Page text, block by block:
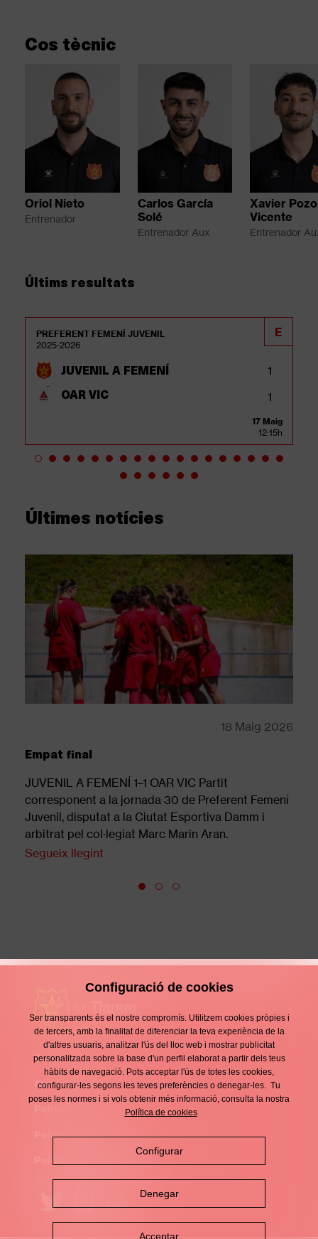
Cos tècnic
Oriol Nieto
Entrenador
Carlos García
Solé
Entrenador Aux
Xavier Pozo
Vicente
Entrenador
Últims resultats
E
PREFERENT FEMENÍ JUVENIL
2025-2026
JUVENIL A FEMENÍ 1
OAR VIC 1
17 Maig
12:15h
Últimes notícies
18 Maig 2026
Empat final
JUVENIL A FEMENÍ 1–1 OAR VIC Partit
corresponent a la jornada 30 de Preferent Femení
Juvenil, disputat a la Ciutat Esportiva Damm i
arbitrat pel col·legiat Marc Marin Aran.
Segueix llegint
Enllaços
d'interès
Contacte
Footer
Avís legal
Política de privacitat
Política de cookies
Configuració de cookies
Ser transparents és el nostre compromís. Utilitzem cookies pròpies i
de tercers, amb la finalitat de diferenciar la teva experiència de la
d'altres usuaris, analitzar l'ús del lloc web i mostrar publicitat
personalitzada sobre la base d'un perfil elaborat a partir dels teus
hàbits de navegació. Pots acceptar l'ús de totes les cookies,
configurar-les segons les teves preferències o denegar-les. Tu
poses les normes i si vols obtenir més informació, consulta la nostra
Política de cookies
Configurar
Denegar
Acceptar